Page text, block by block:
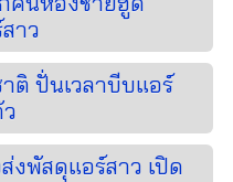
าว
ติ ปั่นเวลาบีบแอร์
งพัสดุแอร์สาว เปิด